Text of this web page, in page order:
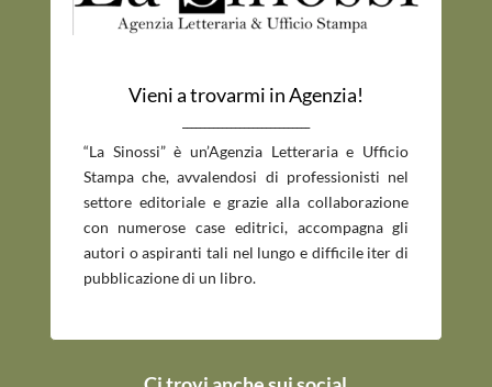
Vieni a trovarmi in Agenzia!
“La Sinossi” è un’Agenzia Letteraria e Ufficio
Stampa che, avvalendosi di professionisti nel
settore editoriale e grazie alla collaborazione
con numerose case editrici, accompagna gli
autori o aspiranti tali nel lungo e difficile iter di
pubblicazione di un libro.